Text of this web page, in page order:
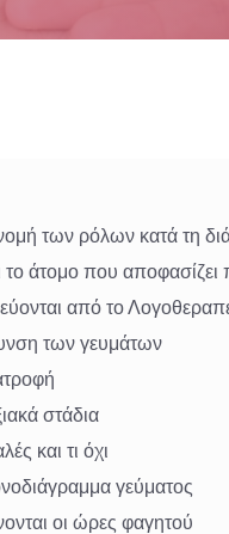
των ρόλων κατά τη
το άτομο που
από το
των γευμάτων
στάδια
και τι όχι
γεύματος
οι ώρες φαγητού